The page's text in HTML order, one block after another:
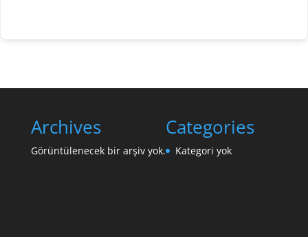
Archives
Görüntülenecek bir arşiv yok.
Categories
Kategori yok